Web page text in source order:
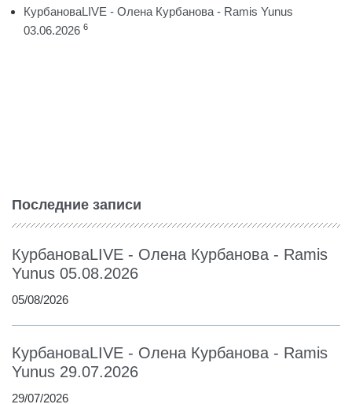
КурбановаLIVE - Олена Курбанова - Ramis Yunus
03.06.2026 6
Последние записи
КурбановаLIVE - Олена Курбанова - Ramis
Yunus 05.08.2026
05/08/2026
КурбановаLIVE - Олена Курбанова - Ramis
Yunus 29.07.2026
29/07/2026